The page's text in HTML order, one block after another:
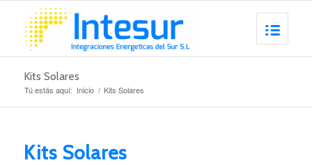
Kits Solares
Tú estás aquí: Inicio / Kits Solares
Kits Solares